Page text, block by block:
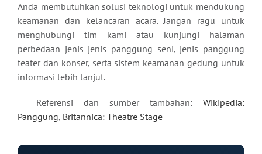
Anda membutuhkan solusi teknologi untuk mendukung
keamanan dan kelancaran acara. Jangan ragu untuk
menghubungi tim kami atau kunjungi halaman
perbedaan jenis jenis panggung seni, jenis panggung
teater dan konser, serta sistem keamanan gedung untuk
informasi lebih lanjut.
Referensi dan sumber tambahan: Wikipedia:
Panggung, Britannica: Theatre Stage